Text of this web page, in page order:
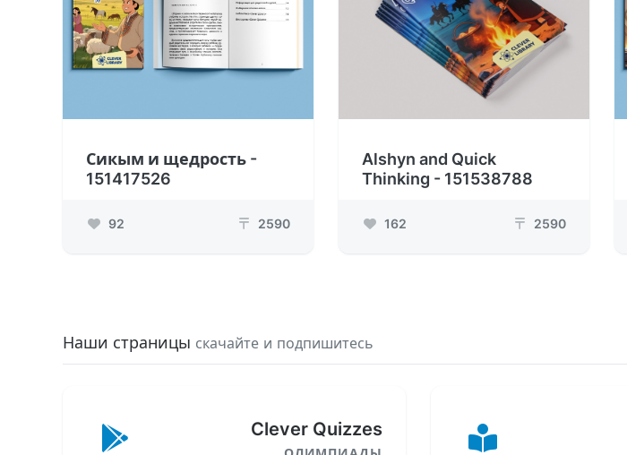
Сикым и щедрость -
151417526
92 ₸ 2590
Alshyn and Quick
Thinking - 151538788
162 ₸ 2590
Наши страницы скачайте и подпишитесь
Clever Quizzes